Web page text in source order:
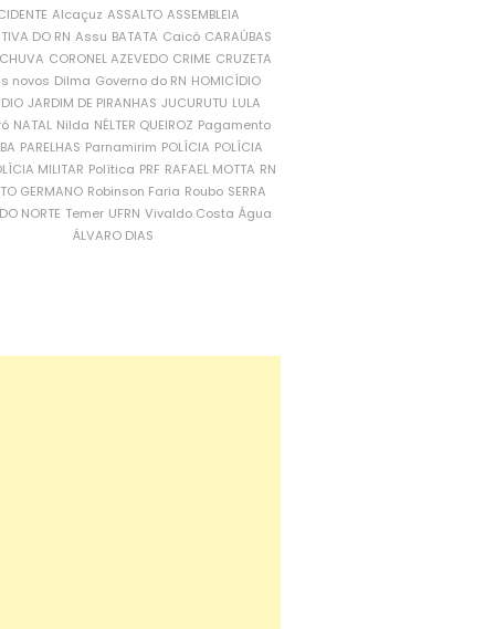
Alcaçuz ASSALTO ASSEMBLEIA
DO RN Assu BATATA Caicó CARAÚBAS
CORONEL AZEVEDO CRIME CRUZETA
novos Dilma Governo do RN HOMICÍDIO
JARDIM DE PIRANHAS JUCURUTU LULA
NATAL Nilda NÉLTER QUEIROZ Pagamento
PARELHAS Parnamirim POLÍCIA POLÍCIA
MILITAR Política PRF RAFAEL MOTTA RN
GERMANO Robinson Faria Roubo SERRA
NORTE Temer UFRN Vivaldo Costa Água
ÁLVARO DIAS